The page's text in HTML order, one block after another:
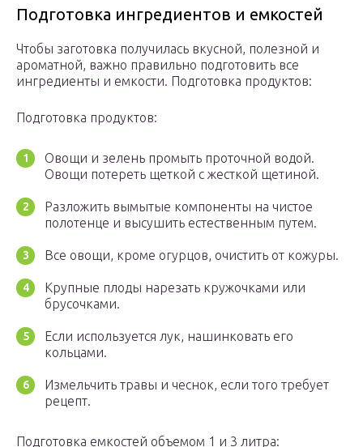
Подготовка ингредиентов и емкостей
Чтобы заготовка получилась вкусной, полезной и
ароматной, важно правильно подготовить все
ингредиенты и емкости. Подготовка продуктов:
Подготовка продуктов:
Овощи и зелень промыть проточной водой.
Овощи потереть щеткой с жесткой щетиной.
Разложить вымытые компоненты на чистое
полотенце и высушить естественным путем.
Все овощи, кроме огурцов, очистить от кожуры.
Крупные плоды нарезать кружочками или
брусочками.
Если используется лук, нашинковать его
кольцами.
Измельчить травы и чеснок, если того требует
рецепт.
Подготовка емкостей объемом 1 и 3 литра: